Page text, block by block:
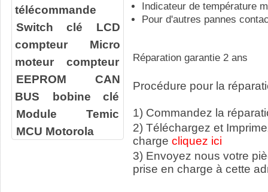
télécommande
Switch clé
LCD
compteur
Micro
moteur compteur
EEPROM
CAN
BUS
bobine clé
Module Temic
MCU Motorola
Indicateur de température
Pour d'autres pannes
Réparation garantie 2 ans
Procédure pour la
1) Commandez la
2) Téléchargez et
charge cliquez ici
3) Envoyez nous votre
prise en charge à cette